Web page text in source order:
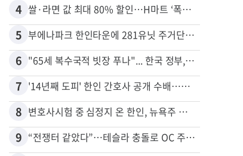
4 쌀·라면 값 최대 80% 할인…H마트 ‘폭탄 세일’
5 부에나파크 한인타운에 281유닛 주거단지 들어선다
6 "65세 복수국적 빗장 푸나"... 한국 정부, 연령 완화 전면 추진
7 '14년째 도피' 한인 간호사 공개 수배…메디케어 사기 유죄
8 변호사시험 중 심정지 온 한인, 뉴욕주 제소
9 “전쟁터 같았다”…테슬라 충돌로 OC 주택 4채 파손